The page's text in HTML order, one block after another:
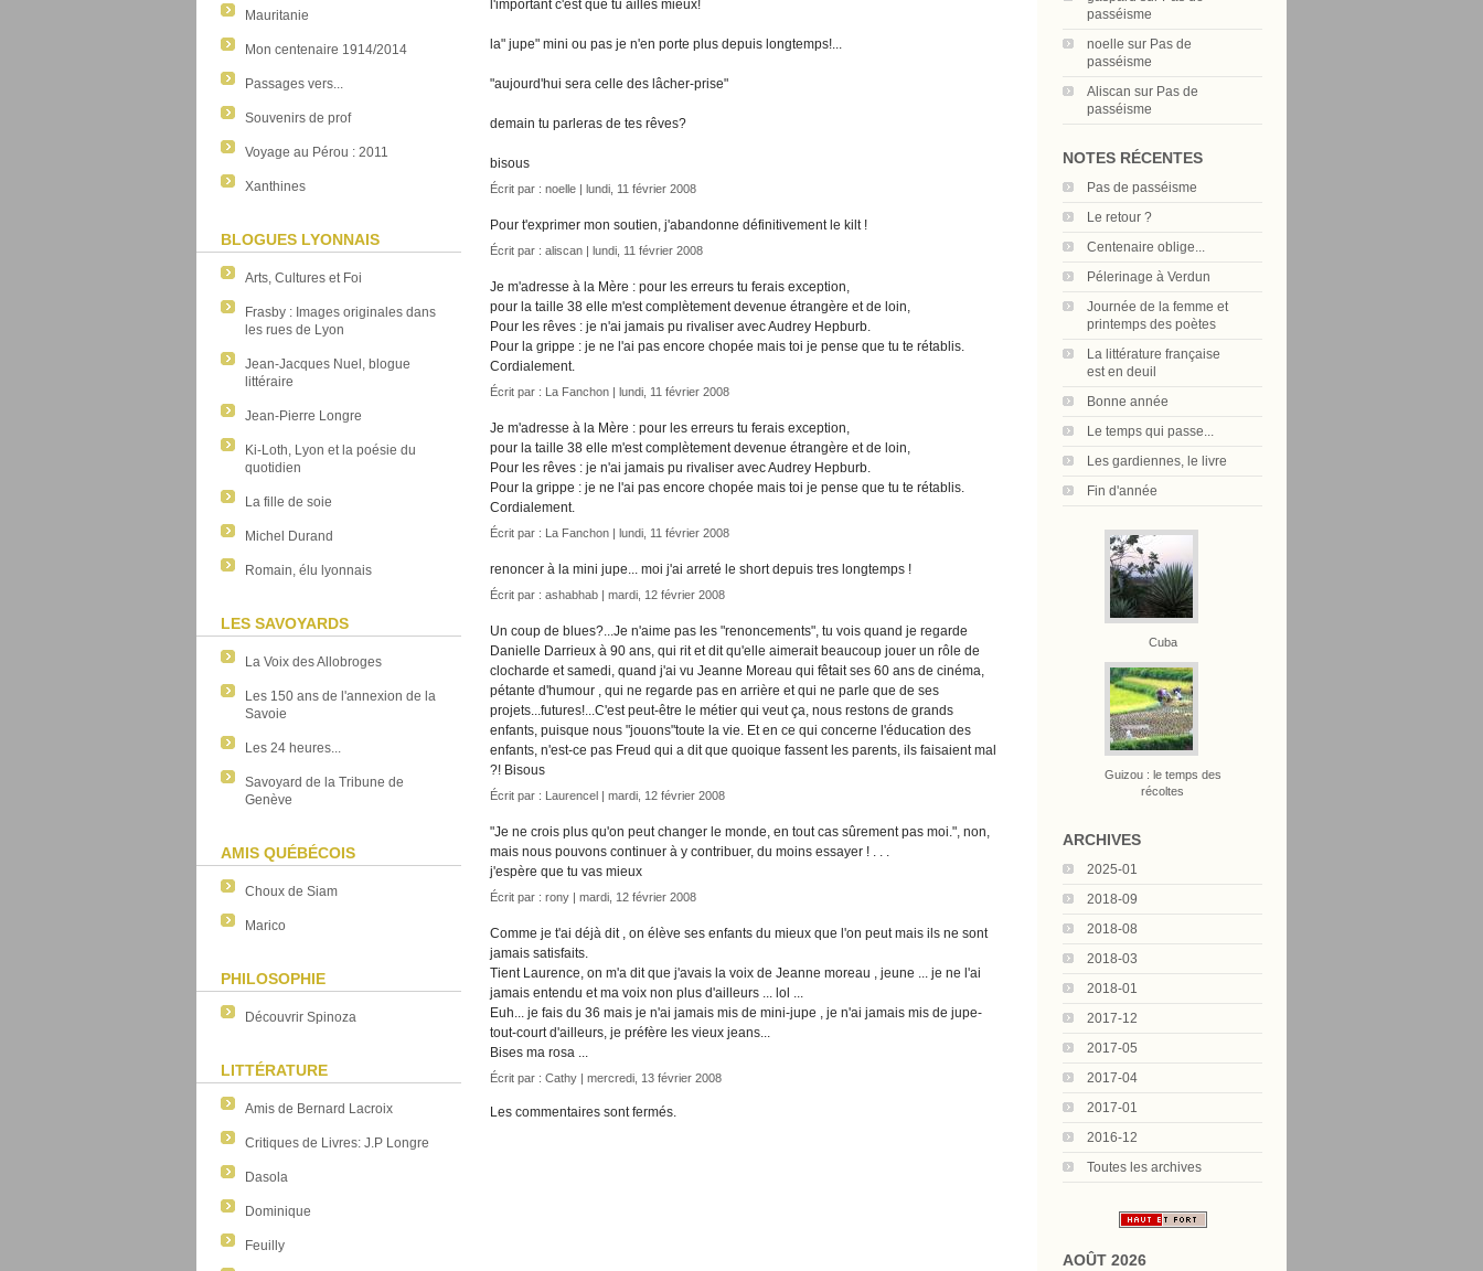
Mauritanie
Mon centenaire 1914/2014
Passages vers...
Souvenirs de prof
Voyage au Pérou : 2011
Xanthines
BLOGUES LYONNAIS
Arts, Cultures et Foi
Frasby : Images originales dans
les rues de Lyon
Jean-Jacques Nuel, blogue
littéraire
Jean-Pierre Longre
Ki-Loth, Lyon et la poésie du
quotidien
La fille de soie
Michel Durand
Romain, élu lyonnais
LES SAVOYARDS
La Voix des Allobroges
Les 150 ans de l'annexion de la
Savoie
Les 24 heures...
Savoyard de la Tribune de
Genève
AMIS QUÉBÉCOIS
Choux de Siam
Marico
PHILOSOPHIE
Découvrir Spinoza
LITTÉRATURE
Amis de Bernard Lacroix
Critiques de Livres: J.P Longre
Dasola
Dominique
Feuilly
passéisme
noelle sur Pas de
passéisme
Aliscan sur Pas de
passéisme
NOTES RÉCENTES
Pas de passéisme
Le retour ?
Centenaire oblige...
Pélerinage à Verdun
Journée de la femme et
printemps des poètes
La littérature française
est en deuil
Bonne année
Le temps qui passe...
Les gardiennes, le livre
Fin d'année
Cuba
Guizou : le temps des
récoltes
ARCHIVES
2025-01
2018-09
2018-08
2018-03
2018-01
2017-12
2017-05
2017-04
2017-01
2016-12
Toutes les archives
AOÛT 2026
l'important c'est que tu ailles mieux!
la" jupe" mini ou pas je n'en porte plus depuis longtemps!...
"aujourd'hui sera celle des lâcher-prise"
demain tu parleras de tes rêves?
bisous
Écrit par : noelle | lundi, 11 février 2008
Pour t'exprimer mon soutien, j'abandonne définitivement le kilt !
Écrit par : aliscan | lundi, 11 février 2008
Je m'adresse à la Mère : pour les erreurs tu ferais exception,
pour la taille 38 elle m'est complètement devenue étrangère et de loin,
Pour les rêves : je n'ai jamais pu rivaliser avec Audrey Hepburb.
Pour la grippe : je ne l'ai pas encore chopée mais toi je pense que tu te rétablis.
Cordialement.
Écrit par : La Fanchon | lundi, 11 février 2008
Je m'adresse à la Mère : pour les erreurs tu ferais exception,
pour la taille 38 elle m'est complètement devenue étrangère et de loin,
Pour les rêves : je n'ai jamais pu rivaliser avec Audrey Hepburb.
Pour la grippe : je ne l'ai pas encore chopée mais toi je pense que tu te rétablis.
Cordialement.
Écrit par : La Fanchon | lundi, 11 février 2008
renoncer à la mini jupe... moi j'ai arreté le short depuis tres longtemps !
Écrit par : ashabhab | mardi, 12 février 2008
Un coup de blues?...Je n'aime pas les "renoncements", tu vois quand je regarde
Danielle Darrieux à 90 ans, qui rit et dit qu'elle aimerait beaucoup jouer un rôle de
clocharde et samedi, quand j'ai vu Jeanne Moreau qui fêtait ses 60 ans de cinéma,
pétante d'humour , qui ne regarde pas en arrière et qui ne parle que de ses
projets...futures!...C'est peut-être le métier qui veut ça, nous restons de grands
enfants, puisque nous "jouons"toute la vie. Et en ce qui concerne l'éducation des
enfants, n'est-ce pas Freud qui a dit que quoique fassent les parents, ils faisaient mal
?! Bisous
Écrit par : Laurencel | mardi, 12 février 2008
"Je ne crois plus qu'on peut changer le monde, en tout cas sûrement pas moi.", non,
mais nous pouvons continuer à y contribuer, du moins essayer ! . . .
j'espère que tu vas mieux
Écrit par : rony | mardi, 12 février 2008
Comme je t'ai déjà dit , on élève ses enfants du mieux que l'on peut mais ils ne sont
jamais satisfaits.
Tient Laurence, on m'a dit que j'avais la voix de Jeanne moreau , jeune ... je ne l'ai
jamais entendu et ma voix non plus d'ailleurs ... lol ...
Euh... je fais du 36 mais je n'ai jamais mis de mini-jupe , je n'ai jamais mis de jupe-
tout-court d'ailleurs, je préfère les vieux jeans...
Bises ma rosa ...
Écrit par : Cathy | mercredi, 13 février 2008
Les commentaires sont fermés.